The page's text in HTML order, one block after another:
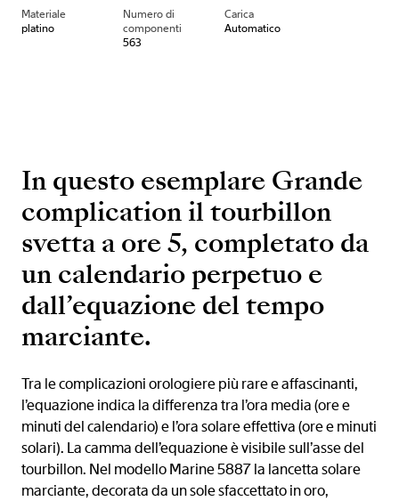
Materiale
platino
Numero di
componenti
563
Carica
Automatico
In questo esemplare Grande
complication il tourbillon
svetta a ore 5, completato da
un calendario perpetuo e
dall’equazione del tempo
marciante.
Tra le complicazioni orologiere più rare e affascinanti,
l’equazione indica la differenza tra l’ora media (ore e
minuti del calendario) e l’ora solare effettiva (ore e minuti
solari). La camma dell’equazione è visibile sull’asse del
tourbillon. Nel modello Marine 5887 la lancetta solare
marciante, decorata da un sole sfaccettato in oro,